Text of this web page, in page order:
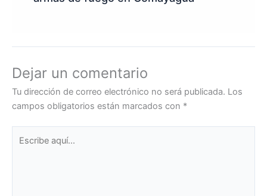
Dejar un comentario
Tu dirección de correo electrónico no será publicada. Los
campos obligatorios están marcados con *
aquí...